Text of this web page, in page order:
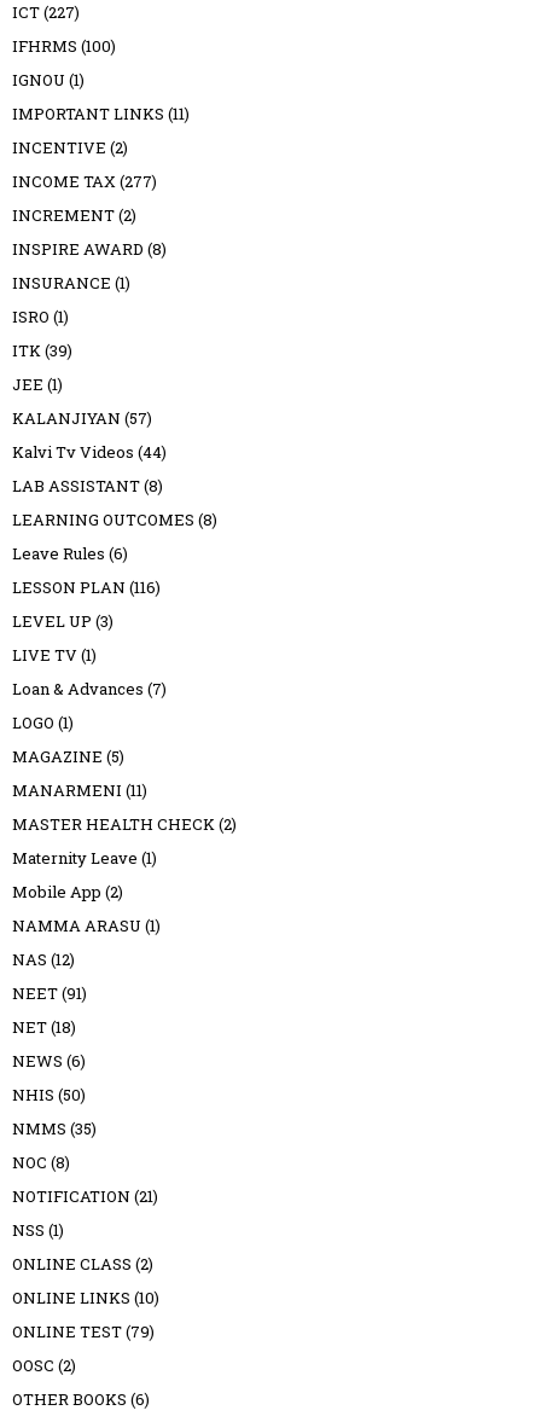
ICT(227)
IFHRMS (100)
IGNOU (1)
IMPORTANT LINKS (11)
INCENTIVE (2)
INCOME TAX(277)
INCREMENT(2)
INSPIRE AWARD (8)
INSURANCE (1)
ISRO (1)
ITK(39)
JEE (1)
KALANJIYAN (57)
Kalvi Tv Videos (44)
LAB ASSISTANT(8)
LEARNING OUTCOMES (8)
Leave Rules (6)
LESSON PLAN (116)
LEVEL UP (3)
LIVE TV(1)
Loan & Advances (7)
LOGO (1)
MAGAZINE (5)
MANARMENI (11)
MASTER HEALTH CHECK(2)
Maternity Leave (1)
Mobile App (2)
NAMMA ARASU (1)
NAS (12)
NEET(91)
NET(18)
NEWS (6)
NHIS (50)
NMMS (35)
NOC (8)
NOTIFICATION (21)
NSS (1)
ONLINE CLASS (2)
ONLINE LINKS (10)
ONLINE TEST(79)
OOSC (2)
OTHER BOOKS (6)